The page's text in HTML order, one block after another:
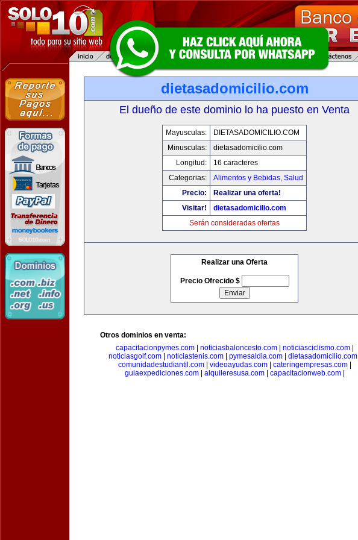
dietasadomicilio.com
El dueño de este dominio lo ha puesto en Venta
Mayusculas:
DIETASADOMICILIO.COM
Minusculas:
dietasadomicilio.com
Longitud:
16 caracteres
Categorias:
Alimentos y Bebidas, Salud
Precio:
Realizar una oferta!
Visitar!
dietasadomicilio.com
Serán consideradas ofertas
Realizar una Oferta
Precio Ofrecido $
Otros dominios en venta:
capacitacionpymes.com| noticiasbaloncesto.com| noticiasciclismo.com|
noticiasgolf.com| noticiastenis.com| pymesaldia.com| dietasadomicilio.com|
comunidadestudiantil.com| videoayudas.com| cateringempresas.com|
guiaexpediciones.com| alquileresusa.com| capacitacionweb.com|